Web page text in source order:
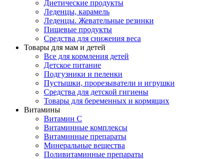
Диетические продукты
Леденцы, карамель
Леденцы. Жевательные резинки
Пищевые продукты
Средства для снижения веса
Товары для мам и детей
Все для кормления детей
Детское питание
Подгузники и пеленки
Пустышки, прорезыватели и игрушки
Средства для детской гигиены
Товары для беременных и кормящих
Витамины
Витамин С
Витаминные комплексы
Витаминные препараты
Минеральные вещества
Поливитаминные препараты